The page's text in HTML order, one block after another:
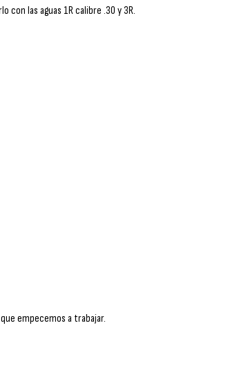
con las aguas 1R calibre .30 y 3R.
empecemos a trabajar.